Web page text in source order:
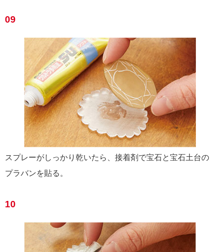
09
スプレーがしっかり乾いたら、接着剤で宝石と宝石土台の
プラバンを貼る。
10